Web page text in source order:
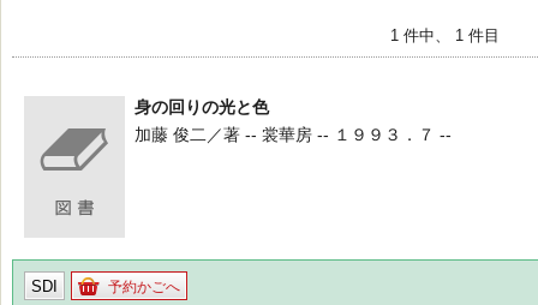
1 件中、 1 件目
身の回りの光と色
加藤 俊二／著 -- 裳華房 -- １９９３．７ --
SDI 予約かごへ